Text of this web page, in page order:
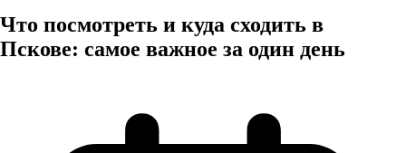
Что посмотреть и куда сходить в
Пскове: самое важное за один день